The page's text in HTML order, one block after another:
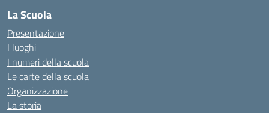
La Scuola
Presentazione
I luoghi
I numeri della scuola
Le carte della scuola
Organizzazione
La storia